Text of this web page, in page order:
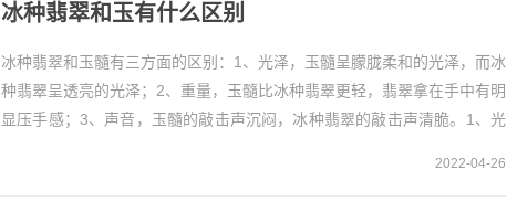
冰种翡翠和玉有什么区别
冰种翡翠和玉髓有三方面的区别：1、光泽，玉髓呈朦胧柔和的光泽，而冰
种翡翠呈透亮的光泽；2、重量，玉髓比冰种翡翠更轻，翡翠拿在手中有明
显压手感；3、声音，玉髓的敲击声沉闷，冰种翡翠的敲击声清脆。1、光
2022-04-26